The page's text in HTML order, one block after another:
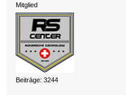
Mitglied
Beiträge: 3244